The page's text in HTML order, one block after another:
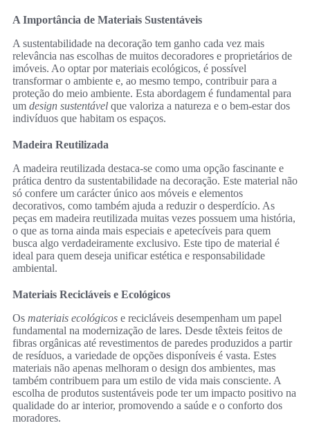
A Importância de Materiais Sustentáveis
A sustentabilidade na decoração tem ganho cada vez mais
relevância nas escolhas de muitos decoradores e proprietários de
imóveis. Ao optar por materiais ecológicos, é possível
transformar o ambiente e, ao mesmo tempo, contribuir para a
proteção do meio ambiente. Esta abordagem é fundamental para
um design sustentável que valoriza a natureza e o bem-estar dos
indivíduos que habitam os espaços.
Madeira Reutilizada
A madeira reutilizada destaca-se como uma opção fascinante e
prática dentro da sustentabilidade na decoração. Este material não
só confere um carácter único aos móveis e elementos
decorativos, como também ajuda a reduzir o desperdício. As
peças em madeira reutilizada muitas vezes possuem uma história,
o que as torna ainda mais especiais e apetecíveis para quem
busca algo verdadeiramente exclusivo. Este tipo de material é
ideal para quem deseja unificar estética e responsabilidade
ambiental.
Materiais Recicláveis e Ecológicos
Os materiais ecológicos e recicláveis desempenham um papel
fundamental na modernização de lares. Desde têxteis feitos de
fibras orgânicas até revestimentos de paredes produzidos a partir
de resíduos, a variedade de opções disponíveis é vasta. Estes
materiais não apenas melhoram o design dos ambientes, mas
também contribuem para um estilo de vida mais consciente. A
escolha de produtos sustentáveis pode ter um impacto positivo na
qualidade do ar interior, promovendo a saúde e o conforto dos
moradores.